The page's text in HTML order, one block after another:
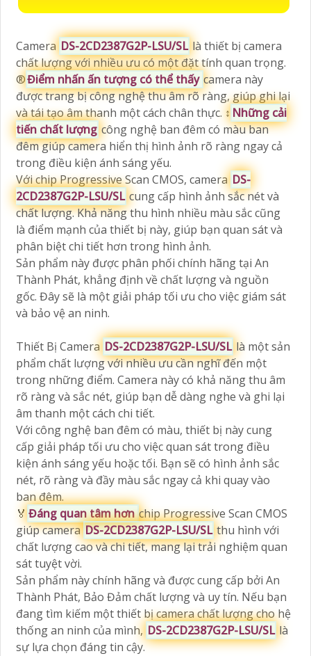
Camera DS-2CD2387G2P-LSU/SL là thiết bị camera
chất lượng với nhiều ưu có một đặt tính quan trọng.
®️Điểm nhấn ấn tượng có thể thấy camera này
được trang bị công nghệ thu âm rõ ràng, giúp ghi lại
và tái tạo âm thanh một cách chân thực. ↕️ Những cải
tiến chất lượng công nghệ ban đêm có màu ban
đêm giúp camera hiển thị hình ảnh rõ ràng ngay cả
trong điều kiện ánh sáng yếu.
Với chip Progressive Scan CMOS, camera DS-
2CD2387G2P-LSU/SL cung cấp hình ảnh sắc nét và
chất lượng. Khả năng thu hình nhiều màu sắc cũng
là điểm mạnh của thiết bị này, giúp bạn quan sát và
phân biệt chi tiết hơn trong hình ảnh.
Sản phẩm này được phân phối chính hãng tại An
Thành Phát, khẳng định về chất lượng và nguồn
gốc. Đây sẽ là một giải pháp tối ưu cho việc giám sát
và bảo vệ an ninh.
Thiết Bị Camera DS-2CD2387G2P-LSU/SL là một sản
phẩm chất lượng với nhiều ưu cần nghĩ đến một
trong những điểm. Camera này có khả năng thu âm
rõ ràng và sắc nét, giúp bạn dễ dàng nghe và ghi lại
âm thanh một cách chi tiết.
Với công nghệ ban đêm có màu, thiết bị này cung
cấp giải pháp tối ưu cho việc quan sát trong điều
kiện ánh sáng yếu hoặc tối. Bạn sẽ có hình ảnh sắc
nét, rõ ràng và đầy màu sắc ngay cả khi quay vào
ban đêm.
️🏅️ Đáng quan tâm hơnchip Progressive Scan CMOS
giúp cameraDS-2CD2387G2P-LSU/SL thu hình với
chất lượng cao và chi tiết, mang lại trải nghiệm quan
sát tuyệt vời.
Sản phẩm này chính hãng và được cung cấp bởi An
Thành Phát, Bảo Đảm chất lượng và uy tín. Nếu bạn
đang tìm kiếm một thiết bị camera chất lượng cho hệ
thống an ninh của mình, DS-2CD2387G2P-LSU/SL là
sự lựa chọn đáng tin cậy.